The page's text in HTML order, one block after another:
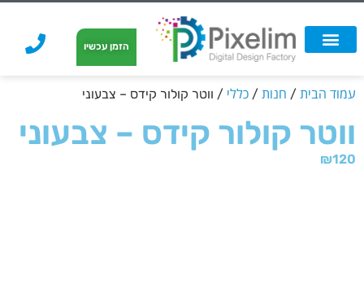
הזמן עכשיו
עמוד הבית / חנות / כללי / ווטר קולור קידס – צבעוני
ווטר קולור קידס – צבעוני
₪120